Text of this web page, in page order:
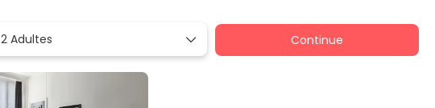
2 Adultes Continue